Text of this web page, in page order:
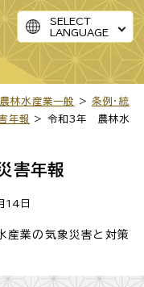
SELECT
LANGUAGE
農林水産業一般 >条例・統
年報 > 令和3年 農林水
害年報
14日
産業の気象災害と対策